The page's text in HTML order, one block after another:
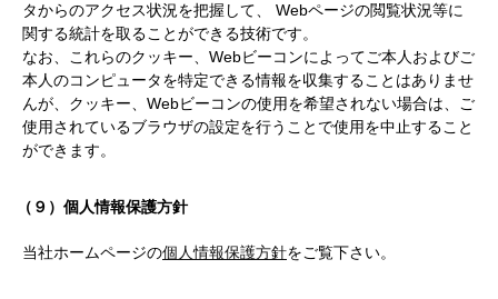
タからのアクセス状況を把握して、 Webページの閲覧状況等に
関する統計を取ることができる技術です。
なお、これらのクッキー、Webビーコンによってご本人およびご
本人のコンピュータを特定できる情報を収集することはありませ
んが、クッキー、Webビーコンの使用を希望されない場合は、ご
使用されているブラウザの設定を行うことで使用を中止すること
ができます。
（９）個人情報保護方針
当社ホームページの個人情報保護方針をご覧下さい。